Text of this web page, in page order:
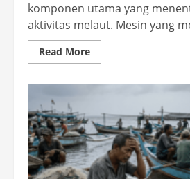
komponen utama yang
aktivitas melaut. Mesin yang
Read MoreRead
more
yang
Tepat
agar
Melaut
Lebih
Produktif